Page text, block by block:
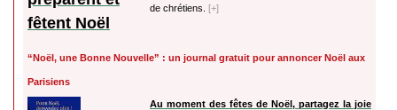
de chrétiens. [+]
“Noël, une Bonne Nouvelle” : un journal gratuit pour annoncer Noël aux
Parisiens
Au moment des fêtes de Noël, partagez la joie